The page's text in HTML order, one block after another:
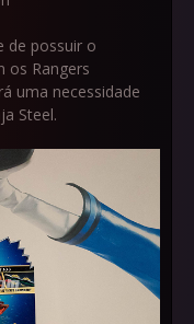
de possuir o
os Rangers
uma necessidade
Steel.